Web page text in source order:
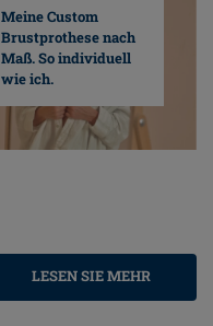
Meine Custom
Brustprothese nach
Maß. So individuell
wie ich.
LESEN SIE MEHR